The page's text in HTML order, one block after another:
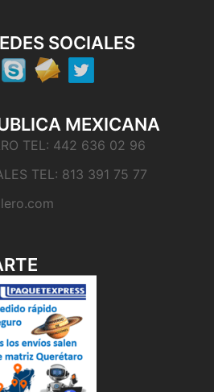
SOCIALES
MEXICANA
TEL: 442 636 02 96
TEL: 813 391 75 77